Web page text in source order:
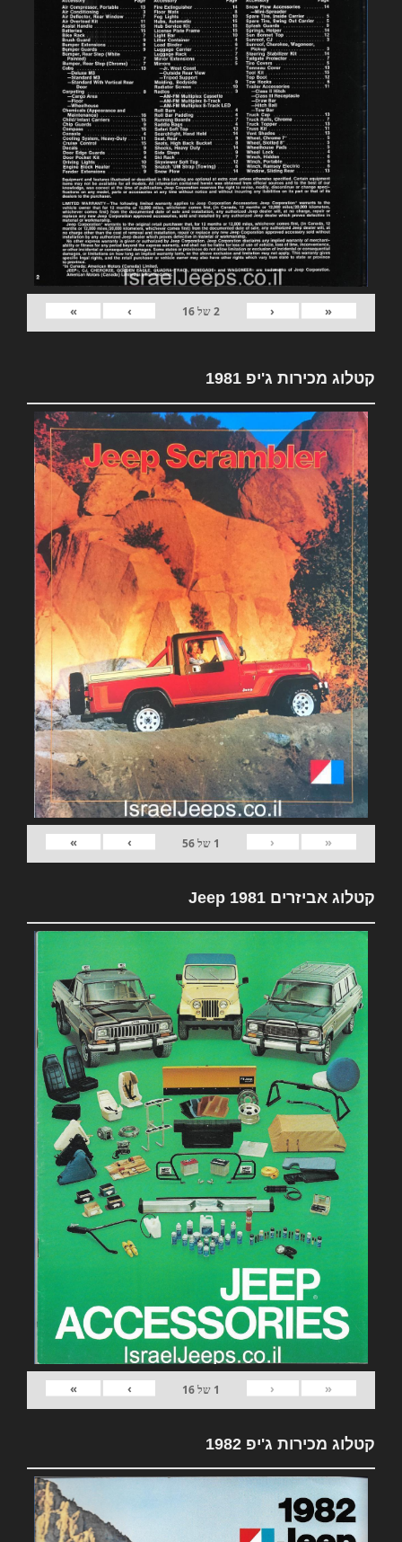
«
‹
2של16
›
»
קטלוג מכירות ג'יפ 1981
«
‹
1 של56
›
»
קטלוג אביזרים 1981 Jeep
«
‹
1 של16
›
»
קטלוג מכירות ג'יפ 1982